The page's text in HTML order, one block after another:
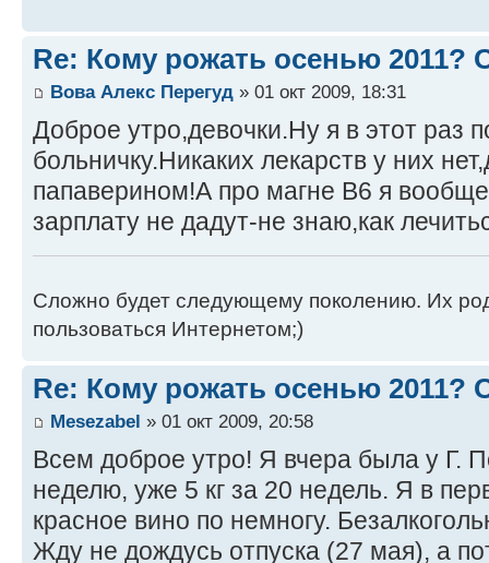
Re: Кому рожать осенью 2011?
Вова Алекс Перегуд » 01 окт 2009, 18:31
Доброе утро,девочки.Ну я в этот раз
больничку.Никаких лекарств у них
папаверином!А про магне В6 я
зарплату не дадут-не знаю,как
Сложно будет следующему поколению. Их
пользоваться Интернетом;)
Re: Кому рожать осенью 2011?
Mesezabel » 01 окт 2009, 20:58
Всем доброе утро! Я вчера была у Г.
неделю, уже 5 кг за 20 недель. Я в
красное вино по немногу.
Жду не дождусь отпуска (27 мая), а